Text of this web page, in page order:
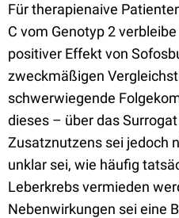
Für therapienaive
C vom Genotyp 2
positiver Effekt von
zweckmäßigen
schwerwiegende
dieses – über das
Zusatznutzens sei jedoch
unklar sei, wie häufig
Leberkrebs vermieden
Nebenwirkungen sei eine